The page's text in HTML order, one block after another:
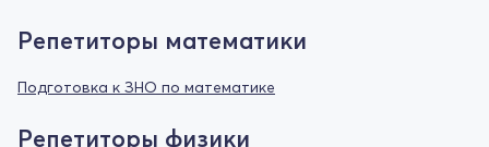
Репетиторы математики
Подготовка к ЗНО по математике
Репетиторы физики